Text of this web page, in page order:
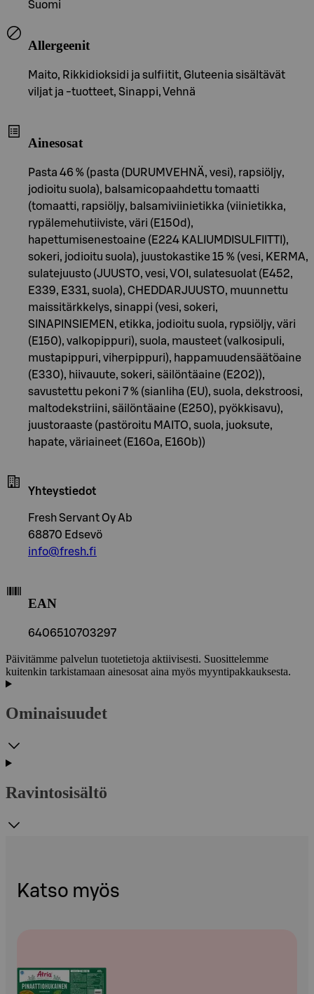
Suomi
Allergeenit
Maito, Rikkidioksidi ja sulfiitit, Gluteenia sisältävät
viljat ja -tuotteet, Sinappi, Vehnä
Ainesosat
Pasta 46 % (pasta (DURUMVEHNÄ, vesi), rapsiöljy,
jodioitu suola), balsamicopaahdettu tomaatti
(tomaatti, rapsiöljy, balsamiviinietikka (viinietikka,
rypälemehutiiviste, väri (E150d),
hapettumisenestoaine (E224 KALIUMDISULFIITTI),
sokeri, jodioitu suola), juustokastike 15 % (vesi, KERMA,
sulatejuusto (JUUSTO, vesi, VOI, sulatesuolat (E452,
E339, E331, suola), CHEDDARJUUSTO, muunnettu
maissitärkkelys, sinappi (vesi, sokeri,
SINAPINSIEMEN, etikka, jodioitu suola, rypsiöljy, väri
(E150), valkopippuri), suola, mausteet (valkosipuli,
mustapippuri, viherpippuri), happamuudensäätöaine
(E330), hiivauute, sokeri, säilöntäaine (E202)),
savustettu pekoni 7 % (sianliha (EU), suola, dekstroosi,
maltodekstriini, säilöntäaine (E250), pyökkisavu),
juustoraaste (pastöroitu MAITO, suola, juoksute,
hapate, väriaineet (E160a, E160b))
Yhteystiedot
Fresh Servant Oy Ab
68870 Edsevö
info@fresh.fi
EAN
6406510703297
Päivitämme palvelun tuotetietoja aktiivisesti. Suosittelemme
kuitenkin tarkistamaan ainesosat aina myös myyntipakkauksesta.
Ominaisuudet
Ravintosisältö
Katso myös